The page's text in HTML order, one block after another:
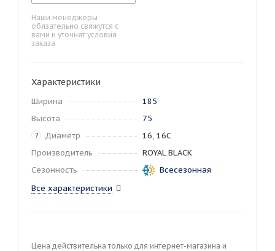
Наши менеджеры
обязательно свяжутся с
вами и уточнят условия
заказа
Характеристики
Ширина
185
Высота
75
? Диаметр
16, 16C
Производитель
ROYAL BLACK
Сезонность
Всесезонная
Все характеристики
Цена действительна только для интернет-магазина и